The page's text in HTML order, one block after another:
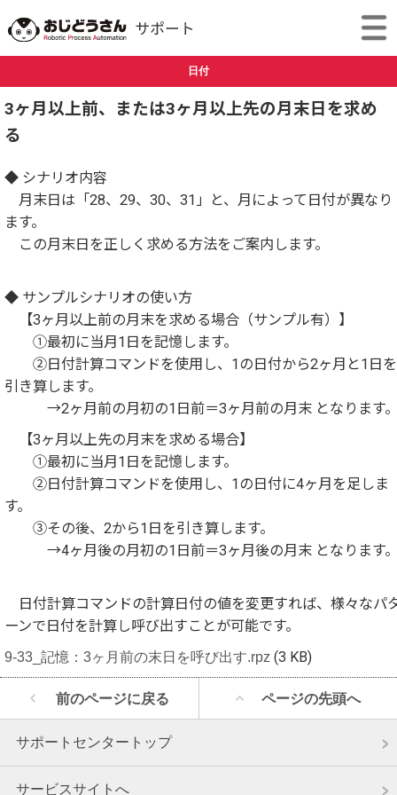
日付
3ヶ月以上前、または3ヶ月以上先の月末日を求め
る
◆ シナリオ内容
月末日は「28、29、30、31」と、月によって日付が異なり
ます。
この月末日を正しく求める方法をご案内します。
◆ サンプルシナリオの使い方
【3ヶ月以上前の月末を求める場合（サンプル有）】
①最初に当月1日を記憶します。
②日付計算コマンドを使用し、1の日付から2ヶ月と1日を
引き算します。
→2ヶ月前の月初の1日前＝3ヶ月前の月末 となります
【3ヶ月以上先の月末を求める場合】
①最初に当月1日を記憶します。
②日付計算コマンドを使用し、1の日付に4ヶ月を足しま
す。
③その後、2から1日を引き算します。
→4ヶ月後の月初の1日前＝3ヶ月後の月末 となります
日付計算コマンドの計算日付の値を変更すれば、様々なパ
ーンで日付を計算し呼び出すことが可能です。
9-33_記憶：3ヶ月前の末日を呼び出す.rpz (3 KB)
前のページに戻る ページの先頭へ
サポートセンタートップ
サービスサイトへ